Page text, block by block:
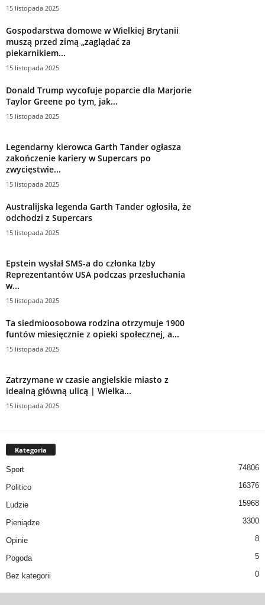
15 listopada 2025
Gospodarstwa domowe w Wielkiej Brytanii
muszą przed zimą „zaglądać za
piekarnikiem...
15 listopada 2025
Donald Trump wycofuje poparcie dla Marjorie
Taylor Greene po tym, jak...
15 listopada 2025
Legendarny kierowca Garth Tander ogłasza
zakończenie kariery w Supercars po
zwycięstwie...
15 listopada 2025
Australijska legenda Garth Tander ogłosiła, że
​​odchodzi z Supercars
15 listopada 2025
Epstein wysłał SMS-a do członka Izby
Reprezentantów USA podczas przesłuchania
w...
15 listopada 2025
Ta siedmioosobowa rodzina otrzymuje 1900
funtów miesięcznie z opieki społecznej, a...
15 listopada 2025
Zatrzymane w czasie angielskie miasto z
idealną główną ulicą | Wielka...
15 listopada 2025
Kategoria
Sport 74806
Politico 16376
Ludzie 15968
Pieniądze 3300
Opinie 8
Pogoda 5
Bez kategorii 0